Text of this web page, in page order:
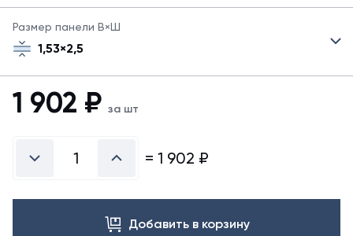
данного
продукта
все
заказа
цвете
Размер панели В×Ш
1,53×2,5
1 902 ₽ за шт
= 1 902 ₽
Добавить в корзину